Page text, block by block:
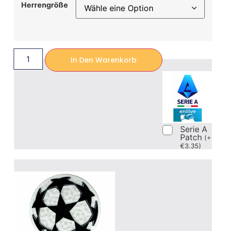
Herrengröße
In Den Warenkorb
Serie A
Patch (+
€3.35)